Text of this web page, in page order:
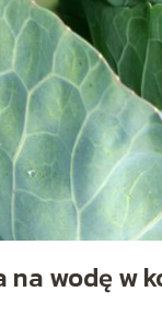
na wodę w